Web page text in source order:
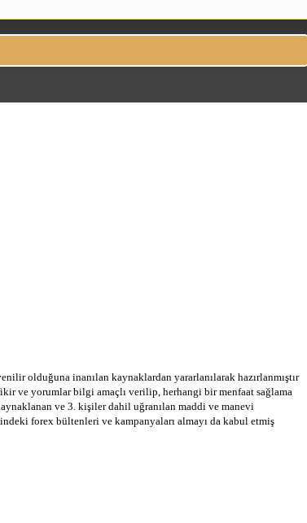
olduğuna inanılan kaynaklardan yararlanılarak hazırlanmıştır
ve yorumlar bilgi amaçlı verilip, herhangi bir menfaat sağlama
ve 3. kişiler dahil uğranılan maddi ve manevi
forex bültenleri ve kampanyaları almayı da kabul etmiş